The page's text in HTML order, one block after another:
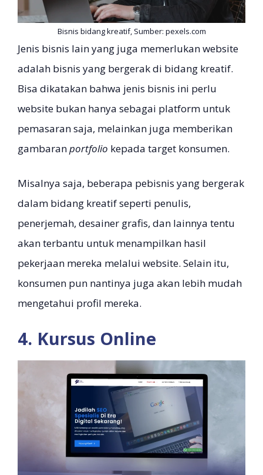
Bisnis bidang kreatif, Sumber: pexels.com
Jenis bisnis lain yang juga memerlukan website
adalah bisnis yang bergerak di bidang kreatif.
Bisa dikatakan bahwa jenis bisnis ini perlu
website bukan hanya sebagai platform untuk
pemasaran saja, melainkan juga memberikan
gambaranportfolio kepada target konsumen.
Misalnya saja, beberapa pebisnis yang bergerak
dalam bidang kreatif seperti penulis,
penerjemah, desainer grafis, dan lainnya tentu
akan terbantu untuk menampilkan hasil
pekerjaan mereka melalui website. Selain itu,
konsumen pun nantinya juga akan lebih mudah
mengetahui profil mereka.
4. Kursus Online